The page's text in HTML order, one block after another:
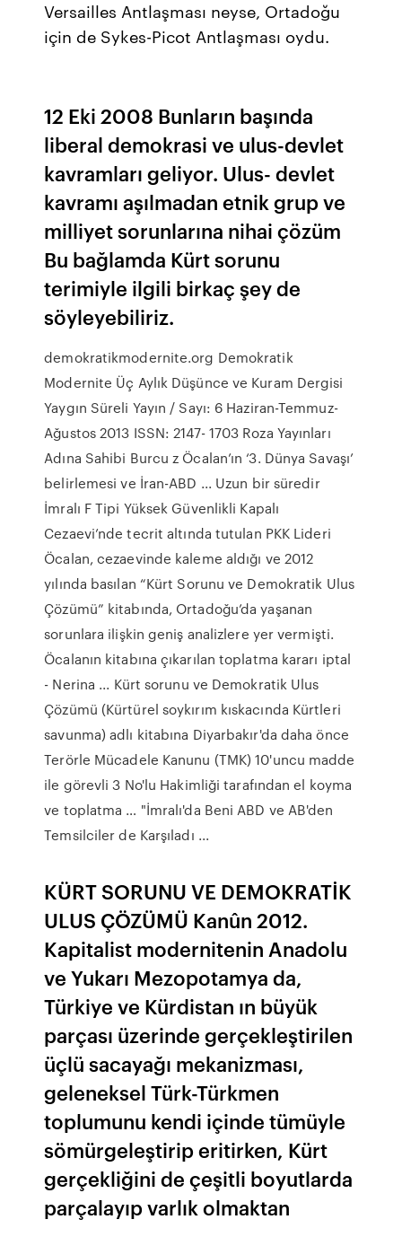
Versailles Antlaşması neyse, Ortadoğu
için de Sykes-Picot Antlaşması oydu.
12 Eki 2008 Bunların başında
liberal demokrasi ve ulus-devlet
kavramları geliyor. Ulus- devlet
kavramı aşılmadan etnik grup ve
milliyet sorunlarına nihai çözüm
Bu bağlamda Kürt sorunu
terimiyle ilgili birkaç şey de
söyleyebiliriz.
demokratikmodernite.org Demokratik
Modernite Üç Aylık Düşünce ve Kuram Dergisi
Yaygın Süreli Yayın / Sayı: 6 Haziran-Temmuz-
Ağustos 2013 ISSN: 2147- 1703 Roza Yayınları
Adına Sahibi Burcu z Öcalan’ın ‘3. Dünya Savaşı’
belirlemesi ve İran-ABD ... Uzun bir süredir
İmralı F Tipi Yüksek Güvenlikli Kapalı
Cezaevi’nde tecrit altında tutulan PKK Lideri
Öcalan, cezaevinde kaleme aldığı ve 2012
yılında basılan “Kürt Sorunu ve Demokratik Ulus
Çözümü” kitabında, Ortadoğu’da yaşanan
sorunlara ilişkin geniş analizlere yer vermişti.
Öcalanın kitabına çıkarılan toplatma kararı iptal
- Nerina ... Kürt sorunu ve Demokratik Ulus
Çözümü (Kürtürel soykırım kıskacında Kürtleri
savunma) adlı kitabına Diyarbakır'da daha önce
Terörle Mücadele Kanunu (TMK) 10'uncu madde
ile görevli 3 No'lu Hakimliği tarafından el koyma
ve toplatma … "İmralı'da Beni ABD ve AB'den
Temsilciler de Karşıladı ...
KÜRT SORUNU VE DEMOKRATİK
ULUS ÇÖZÜMÜ Kanûn 2012.
Kapitalist modernitenin Anadolu
ve Yukarı Mezopotamya da,
Türkiye ve Kürdistan ın büyük
parçası üzerinde gerçekleştirilen
üçlü sacayağı mekanizması,
geleneksel Türk-Türkmen
toplumunu kendi içinde tümüyle
sömürgeleştirip eritirken, Kürt
gerçekliğini de çeşitli boyutlarda
parçalayıp varlık olmaktan